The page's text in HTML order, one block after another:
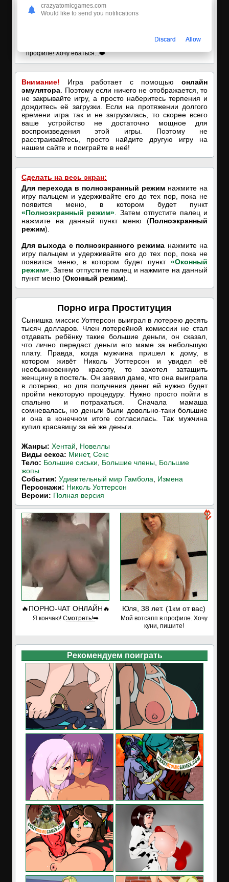
профиле! Хочу ебаться...❤️
🔥ПОРНО-ЧАТ ОНЛАЙН🔥
Внимание! Игра работает с помощью онлайн
эмулятора . Поэтому если ничего не отображается, то
не закрывайте игру, а просто наберитесь терпения и
дождитесь её загрузки. Если на протяжении долгого
времени игра так и не загрузилась, то скорее всего
ваше устройство не достаточно мощное для
воспроизведения этой игры. Поэтому не
расстраивайтесь, просто найдите другую игру на
нашем сайте и поиграйте в неё!
Сделать на весь экран:
Для перехода в полноэкранный режим нажмите на
игру пальцем и удерживайте его до тех пор, пока не
появится меню, в котором будет пункт
«Полноэкранный режим» . Затем отпустите палец и
нажмите на данный пункт меню (Полноэкранный
режим).
Для выхода с полноэкранного режима нажмите на
игру пальцем и удерживайте его до тех пор, пока не
появится меню, в котором будет пункт «Оконный
режим» . Затем отпустите палец и нажмите на данный
пункт меню (Оконный режим).
Порно игра Проституция
Сынишка миссис Уоттерсон выиграл в лотерею десять
тысяч долларов. Член лотерейной комиссии не стал
отдавать ребёнку такие большие деньги, он сказал,
что лично передаст деньги его маме за небольшую
плату. Правда, когда мужчина пришел к дому, в
котором живёт Николь Уоттерсон и увидел её
необыкновенную красоту, то захотел затащить
женщину в постель. Он заявил даме, что она выиграла
в лотерею, но для получения денег ей нужно будет
пройти некоторую процедуру. Нужно просто пойти в
спальню и потрахаться. Сначала мамаша
сомневалась, но деньги были довольно-таки большие
и она в конечном итоге согласилась. Так мужчина
купил красавицу за её же деньги.
Жанры: Хентай
Новеллы
Виды секса: Минет, Секс
Тело: Большие сиськи Большие члены Большие
жопы
События: Удивительный мир Гамбола
Измена
Персонажи: Николь Уоттерсон
Версии: Полная версия
🔥ПОРНО-ЧАТ ОНЛАЙН🔥
Я кончаю! С͟м͟о͟т͟р͟е͟т͟ь͟!➡️
Юля, 38 лет. (1км от вас)
Мой вотсапп в профиле. Хочу
куни, пишите!
Рекомендуем поиграть
crazyatomicgames.com
Would like to send you notifications
Discard Allow